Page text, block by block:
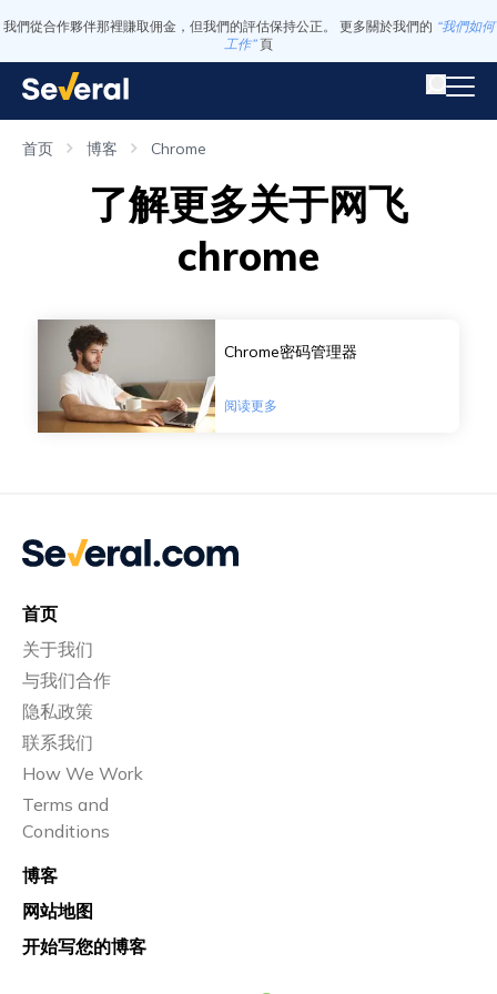
我們從合作夥伴那裡賺取佣金，但我們的評估保持公正。 更多關於我們的 “我們如何
工作” 頁
首页 博客 Chrome
了解更多关于网飞
chrome
Chrome密码管理器
阅读更多
首页
关于我们
与我们合作
隐私政策
联系我们
How We Work
Terms and
Conditions
博客
网站地图
开始写您的博客